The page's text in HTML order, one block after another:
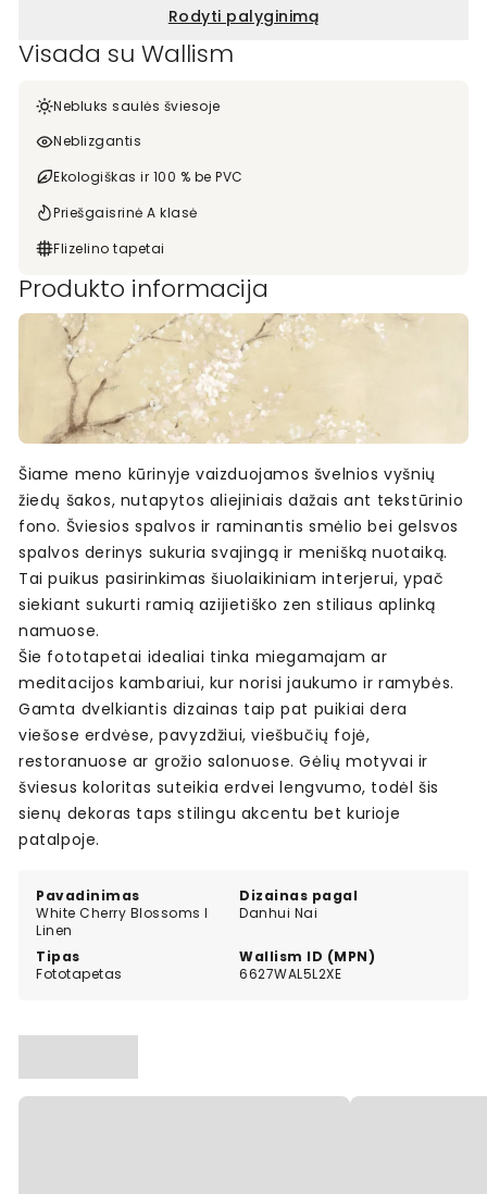
Rodyti palyginimą
Visada su Wallism
Nebluks saulės šviesoje
Neblizgantis
Ekologiškas ir 100 % be PVC
Priešgaisrinė A klasė
Flizelino tapetai
Produkto informacija
Pavadinimas
White Cherry Blossoms I
Linen
Dizainas pagal
Danhui Nai
Tipas
Fototapetas
Wallism ID (MPN)
6627WAL5L2XE
Šiame meno kūrinyje vaizduojamos švelnios vyšnių
žiedų šakos, nutapytos aliejiniais dažais ant tekstūrinio
fono. Šviesios spalvos ir raminantis smėlio bei gelsvos
spalvos derinys sukuria svajingą ir menišką nuotaiką.
Tai puikus pasirinkimas šiuolaikiniam interjerui, ypač
siekiant sukurti ramią azijietiško zen stiliaus aplinką
namuose.
Šie fototapetai idealiai tinka miegamajam ar
meditacijos kambariui, kur norisi jaukumo ir ramybės.
Gamta dvelkiantis dizainas taip pat puikiai dera
viešose erdvėse, pavyzdžiui, viešbučių fojė,
restoranuose ar grožio salonuose. Gėlių motyvai ir
šviesus koloritas suteikia erdvei lengvumo, todėl šis
sienų dekoras taps stilingu akcentu bet kurioje
patalpoje.